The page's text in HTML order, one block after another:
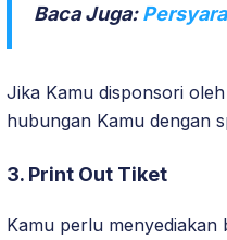
Baca Juga:
Jika Kamu disponsori
hubungan Kamu dengan
3. Print Out Tiket
Kamu perlu menyediakan